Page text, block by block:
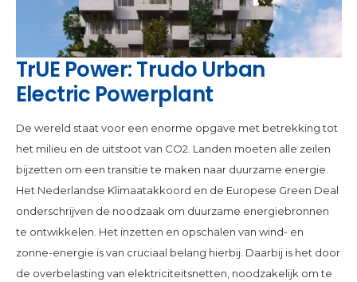
TrUE Power: Trudo Urban
Electric Powerplant
De wereld staat voor een enorme opgave met betrekking tot
het milieu en de uitstoot van CO2. Landen moeten alle zeilen
bijzetten om een transitie te maken naar duurzame energie.
Het Nederlandse Klimaatakkoord en de Europese Green Deal
onderschrijven de noodzaak om duurzame energiebronnen
te ontwikkelen. Het inzetten en opschalen van wind- en
zonne-energie is van cruciaal belang hierbij. Daarbij is het door
de overbelasting van elektriciteitsnetten, noodzakelijk om te